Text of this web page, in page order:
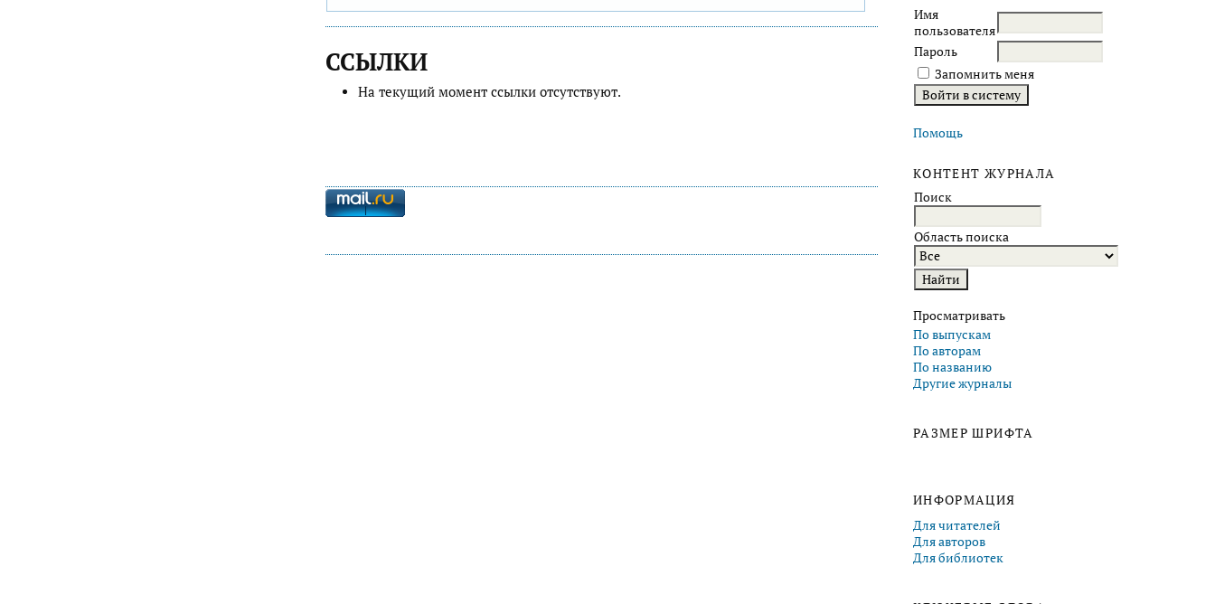
Имя
пользователя
Пароль
Запомнить меня
Помощь
КОНТЕНТ ЖУРНАЛА
Поиск
Область поиска
Просматривать
По выпускам
По авторам
По названию
Другие журналы
РАЗМЕР ШРИФТА
ИНФОРМАЦИЯ
Для читателей
Для авторов
Для библиотек
ССЫЛКИ
На текущий момент ссылки отсутствуют.